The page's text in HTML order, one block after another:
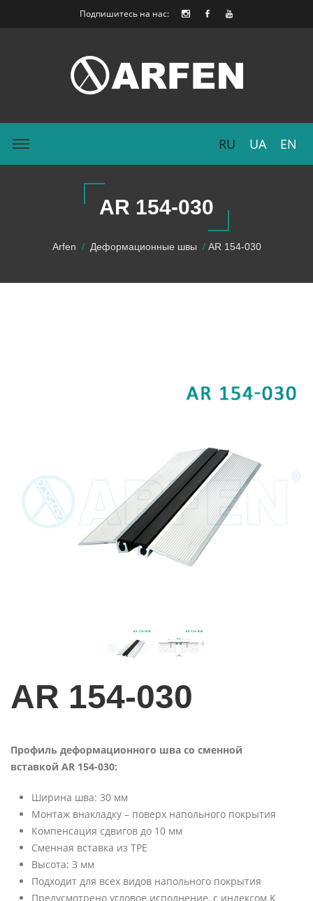
Подпишитесь на нас:
RU UA EN
AR 154-030
Arfen Деформационные швы AR 154-030
AR 154-030
Профиль деформационного шва со сменной
вставкой AR 154-030:
Ширина шва: 30 мм
Монтаж внакладку – поверх напольного покрытия
Компенсация сдвигов до 10 мм
Сменная вставка из TPE
Высота: 3 мм
Подходит для всех видов напольного покрытия
Предусмотрено угловое исполнение, с индексом К